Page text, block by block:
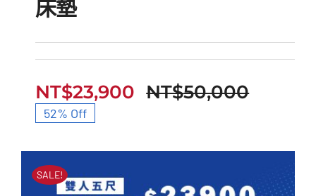
HERE7型山寧泰防螨獨
立筒床墊
床墊
NT$50,000
價
格：
NT$23,900
價
格：
52% Off
SALE!